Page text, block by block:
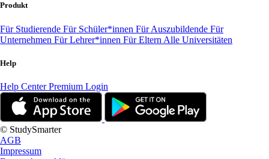
Produkt
Für Studierende Für Schüler*innen Für Auszubildende Für
Unternehmen Für Lehrer*innen Für Eltern Alle Universitäten
Help
Help CenterPremium Login
© StudySmarter
AGB
Impressum